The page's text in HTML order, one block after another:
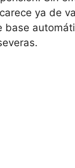
ya de
base